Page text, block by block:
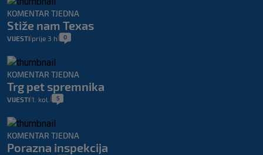
KOMENTAR TJEDNA
Stiže nam Texas
VIJESTI prije 3 h 0
KOMENTAR TJEDNA
Trg pet spremnika
VIJESTI 1. kol. 5
KOMENTAR TJEDNA
Porazna inspekcija